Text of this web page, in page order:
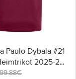
Paulo Dybala #21
2025-26
99.88€